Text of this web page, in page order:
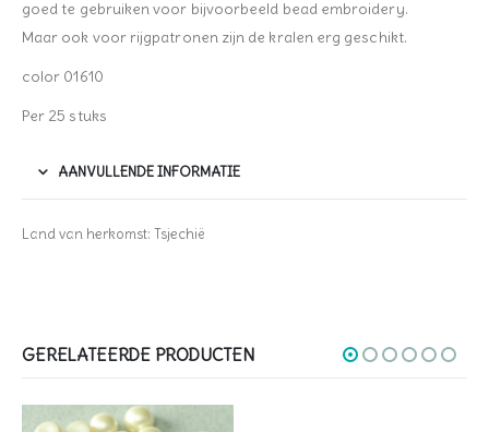
goed te gebruiken voor bijvoorbeeld bead embroidery.
Maar ook voor rijgpatronen zijn de kralen erg geschikt.
color 01610
Per 25 stuks
AANVULLENDE INFORMATIE
Land van herkomst: Tsjechië
GERELATEERDE PRODUCTEN